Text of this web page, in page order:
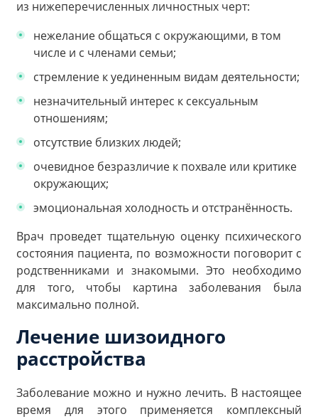
из нижеперечисленных личностных черт:
нежелание общаться с окружающими, в том
числе и с членами семьи;
стремление к уединенным видам деятельности;
незначительный интерес к сексуальным
отношениям;
отсутствие близких людей;
очевидное безразличие к похвале или критике
окружающих;
эмоциональная холодность и отстранённость.
Врач проведет тщательную оценку психического
состояния пациента, по возможности поговорит с
родственниками и знакомыми. Это необходимо
для того, чтобы картина заболевания была
максимально полной.
Лечение шизоидного
расстройства
Заболевание можно и нужно лечить. В настоящее
время для этого применяется комплексный